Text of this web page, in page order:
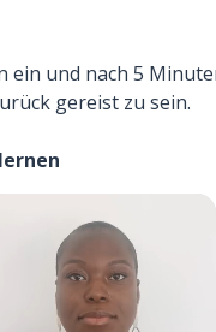
ein und nach 5
gereist zu sein.